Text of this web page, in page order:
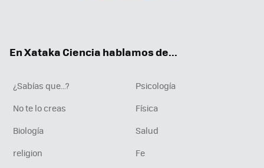
En Xataka Ciencia hablamos de...
¿Sabías que...?
Psicología
No te lo creas
Física
Biología
Salud
religion
Fe